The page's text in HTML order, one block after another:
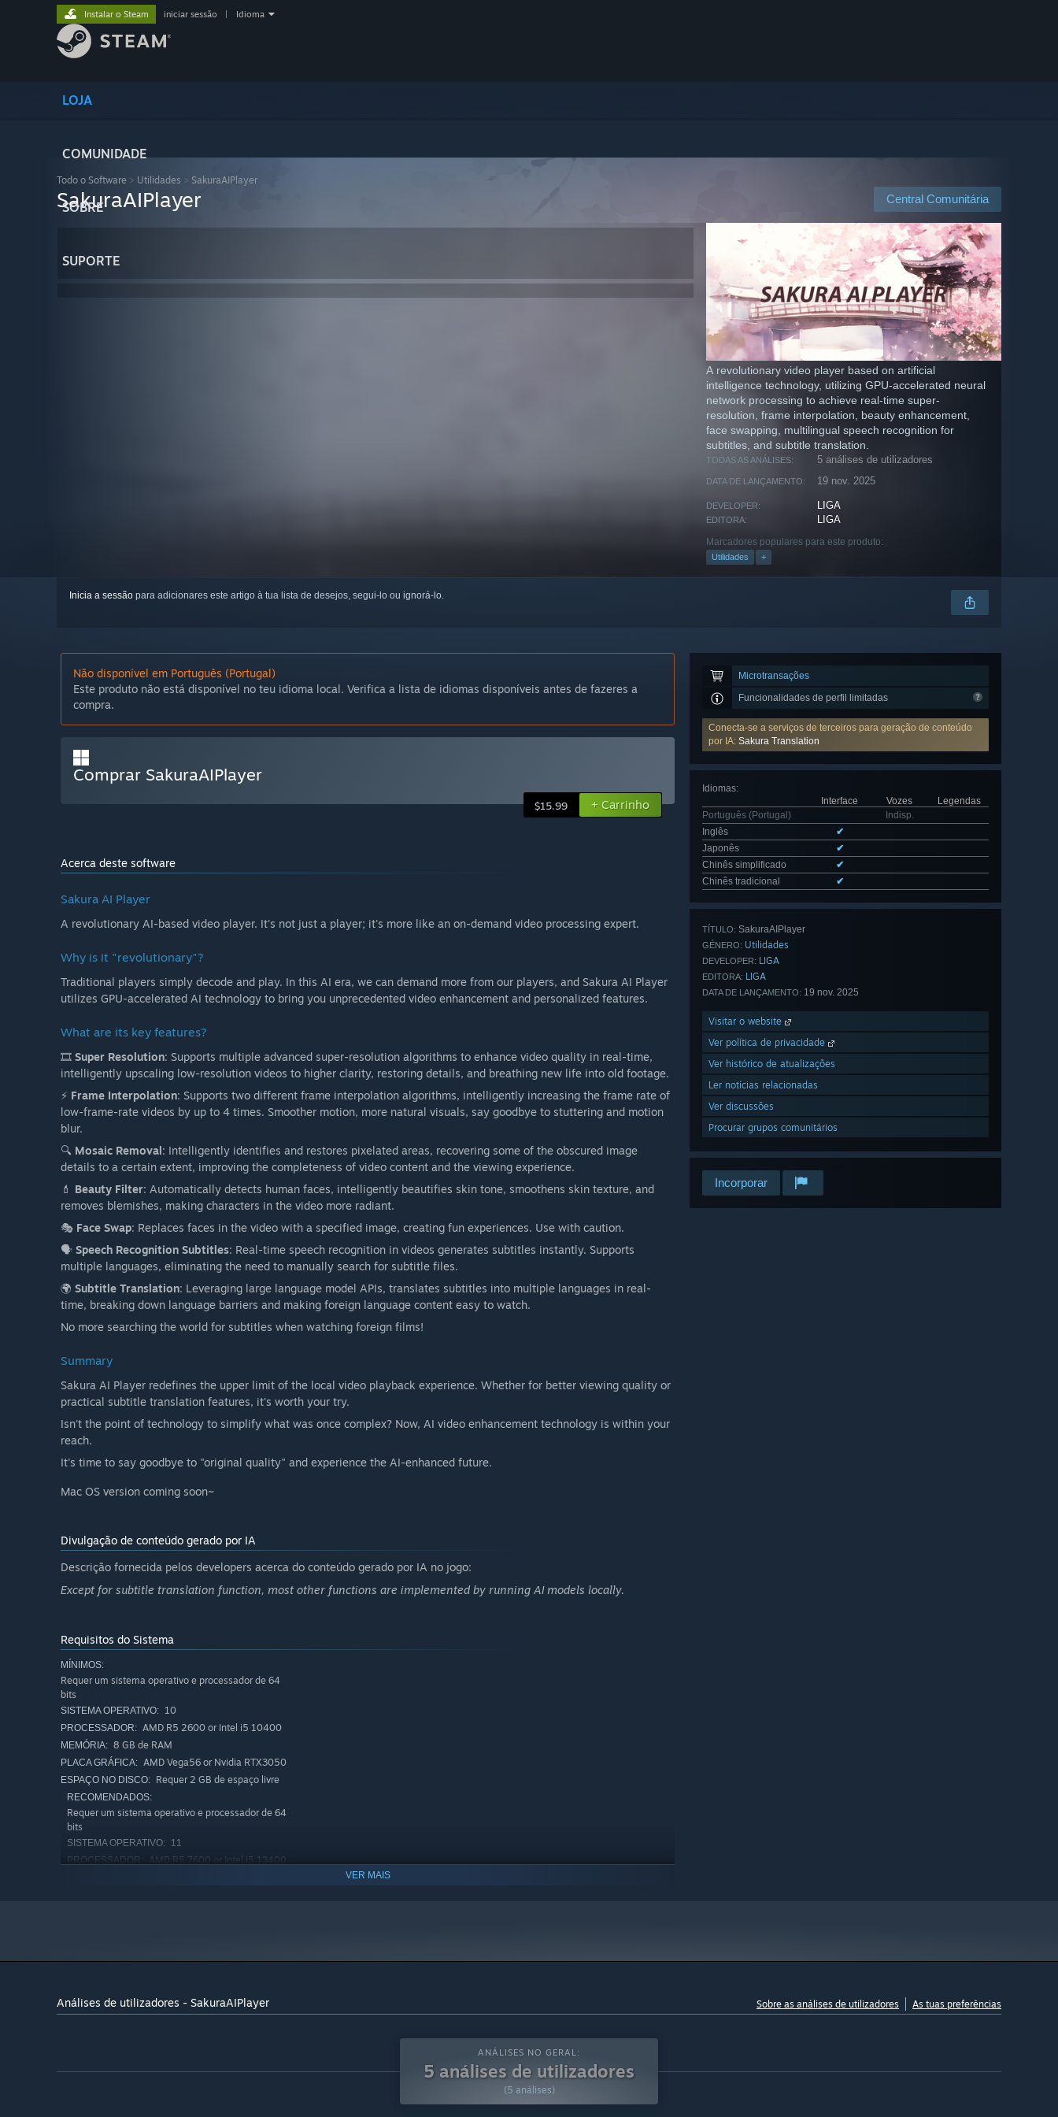
LOJA
COMUNIDADE
SOBRE
SUPORTE
Instalar o Steam iniciar sessão Idioma
Todo o Software > Utilidades > SakuraAIPlayer
Central Comunitária
SakuraAIPlayer
A revolutionary video player based on artificial
intelligence technology, utilizing GPU-accelerated neural
network processing to achieve real-time super-
resolution, frame interpolation, beauty enhancement,
face swapping, multilingual speech recognition for
subtitles, and subtitle translation.
TODAS AS ANÁLISES: 5 análises de utilizadores
DATA DE LANÇAMENTO: 19 nov. 2025
DEVELOPER: LIGA
EDITORA: LIGA
Marcadores populares para este produto:
Utilidades +
Inicia a sessão para adicionares este artigo à tua lista de desejos, segui-lo ou ignorá-lo.
Microtransações
Funcionalidades de perfil limitadas
Conecta-se a serviços de terceiros para geração de conteúdo
por IA: Sakura Translation
Idiomas:
Interface
Vozes
Legendas
Português (Portugal)
Indisp.
Inglês
✔
Japonês
✔
Chinês simplificado
✔
Chinês tradicional
✔
TÍTULO: SakuraAIPlayer
GÉNERO: Utilidades
DEVELOPER: LIGA
EDITORA: LIGA
DATA DE LANÇAMENTO: 19 nov. 2025
Visitar o website
Ver política de privacidade
Ver histórico de atualizações
Ler notícias relacionadas
Ver discussões
Procurar grupos comunitários
Incorporar
Não disponível em Português (Portugal)
Este produto não está disponível no teu idioma local. Verifica a lista de idiomas disponíveis antes de fazeres a
compra.
Comprar SakuraAIPlayer
$15.99 + Carrinho
Acerca deste software
Sakura AI Player
A revolutionary AI-based video player. It's not just a player; it's more like an on-demand video processing expert.
Why is it "revolutionary"?
Traditional players simply decode and play. In this AI era, we can demand more from our players, and Sakura AI Player
utilizes GPU-accelerated AI technology to bring you unprecedented video enhancement and personalized features.
What are its key features?
🎞️ Super Resolution: Supports multiple advanced super-resolution algorithms to enhance video quality in real-time,
intelligently upscaling low-resolution videos to higher clarity, restoring details, and breathing new life into old footage.
⚡ Frame Interpolation: Supports two different frame interpolation algorithms, intelligently increasing the frame rate of
low-frame-rate videos by up to 4 times. Smoother motion, more natural visuals, say goodbye to stuttering and motion
blur.
🔍 Mosaic Removal: Intelligently identifies and restores pixelated areas, recovering some of the obscured image
details to a certain extent, improving the completeness of video content and the viewing experience.
💄 Beauty Filter: Automatically detects human faces, intelligently beautifies skin tone, smoothens skin texture, and
removes blemishes, making characters in the video more radiant.
🎭 Face Swap: Replaces faces in the video with a specified image, creating fun experiences. Use with caution.
🗣️ Speech Recognition Subtitles: Real-time speech recognition in videos generates subtitles instantly. Supports
multiple languages, eliminating the need to manually search for subtitle files.
🌍 Subtitle Translation: Leveraging large language model APIs, translates subtitles into multiple languages in real-
time, breaking down language barriers and making foreign language content easy to watch.
No more searching the world for subtitles when watching foreign films!
Summary
Sakura AI Player redefines the upper limit of the local video playback experience. Whether for better viewing quality or
practical subtitle translation features, it's worth your try.
Isn't the point of technology to simplify what was once complex? Now, AI video enhancement technology is within your
reach.
It's time to say goodbye to "original quality" and experience the AI-enhanced future.
Mac OS version coming soon~
Divulgação de conteúdo gerado por IA
Descrição fornecida pelos developers acerca do conteúdo gerado por IA no jogo:
Except for subtitle translation function, most other functions are implemented by running AI models locally.
Requisitos do Sistema
MÍNIMOS:
Requer um sistema operativo e processador de 64
bits
SISTEMA OPERATIVO: 10
PROCESSADOR: AMD R5 2600 or Intel i5 10400
MEMÓRIA: 8 GB de RAM
PLACA GRÁFICA: AMD Vega56 or Nvidia RTX3050
ESPAÇO NO DISCO: Requer 2 GB de espaço livre
RECOMENDADOS:
Requer um sistema operativo e processador de 64
bits
SISTEMA OPERATIVO: 11
PROCESSADOR: AMD R5 7600 or Intel i5 13400
VER MAIS
Análises de utilizadores - SakuraAIPlayer Sobre as análises de utilizadores As tuas preferências
ANÁLISES NO GERAL:
5 análises de utilizadores
(5 análises)